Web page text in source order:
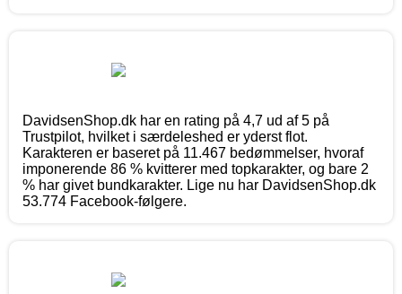
DavidsenShop.dk har en rating på 4,7 ud af 5 på
Trustpilot, hvilket i særdeleshed er yderst flot.
Karakteren er baseret på 11.467 bedømmelser, hvoraf
imponerende 86 % kvitterer med topkarakter, og bare 2
% har givet bundkarakter. Lige nu har DavidsenShop.dk
53.774 Facebook-følgere.